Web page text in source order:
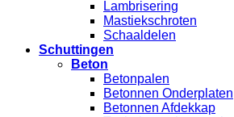
Lambrisering
Mastiekschroten
Schaaldelen
Schuttingen
Beton
Betonpalen
Betonnen Onderplaten
Betonnen Afdekkap